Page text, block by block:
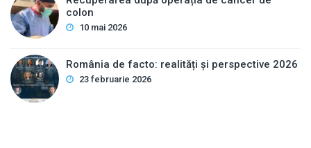
colon
10 mai 2026
România de facto: realități și perspective 2026
23 februarie 2026